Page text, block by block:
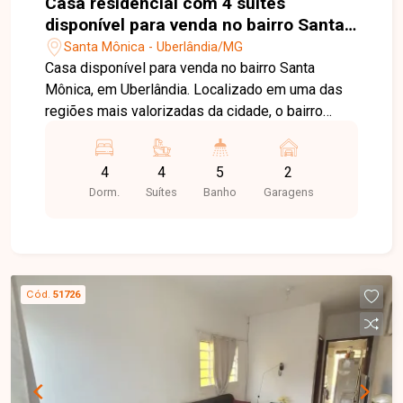
disponível para venda no bairro Santa
Mônica em Uberlândia-MG
Santa Mônica - Uberlândia/MG
Casa disponível para venda no bairro Santa
Mônica, em Uberlândia. Localizado em uma das
regiões mais valorizadas da cidade, o bairro
importantes avenidas, além de contar com
supermercados, escolas, universidades,
restaurantes e diversos serviços que
ar-condicionado, sendo a suíte master com
closet e duas duchas. O imóvel conta ainda com
sala e copa integradas, cozinha com ilha de 3
metros e ponto para churrasqueira elétrica e a
gás, escritório climatizado, sala de TV com ar-
condicionado, banheiro social, quarto de despejo,
4
Dorm.
4
Suítes
5
Banho
2
Garagens
Cód. 51726